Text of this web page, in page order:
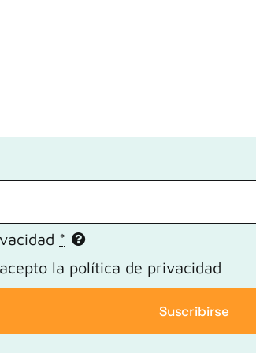
*
la política de privacidad
Suscribirse